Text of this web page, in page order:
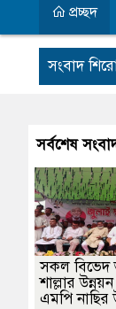
প্রচ্ছদ
সংবাদ
নির্দেশ
সব অভিযোগ
পরিষদের
রিপন-
হাওরে
শোকের
সর্বশেষ
সকল বিভেদ
শাল্লার
এমপি নাছির